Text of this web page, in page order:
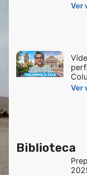
Ver
Ver
Biblioteca